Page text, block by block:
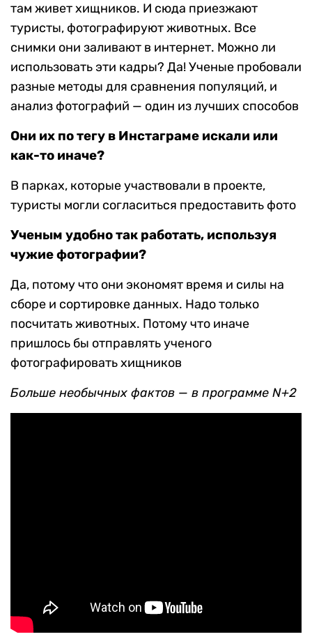
там живет хищников. И сюда приезжают
туристы, фотографируют животных. Все
снимки они заливают в интернет. Можно ли
использовать эти кадры? Да! Ученые пробовали
разные методы для сравнения популяций, и
анализ фотографий — один из лучших способов
Они их по тегу в Инстаграме искали или
как-то иначе?
В парках, которые участвовали в проекте,
туристы могли согласиться предоставить фото
Ученым удобно так работать, используя
чужие фотографии?
Да, потому что они экономят время и силы на
сборе и сортировке данных. Надо только
посчитать животных. Потому что иначе
пришлось бы отправлять ученого
фотографировать хищников
Больше необычных фактов — в программе N+2